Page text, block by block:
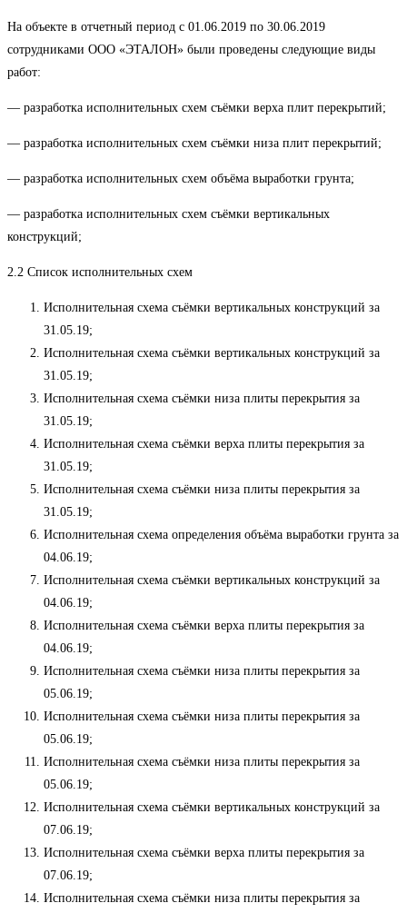
На объекте в отчетный период с 01.06.2019 по 30.06.2019
сотрудниками ООО «ЭТАЛОН» были проведены следующие виды
работ:
— разработка исполнительных схем съёмки верха плит перекрытий;
— разработка исполнительных схем съёмки низа плит перекрытий;
— разработка исполнительных схем объёма выработки грунта;
— разработка исполнительных схем съёмки вертикальных
конструкций;
2.2 Список исполнительных схем
Исполнительная схема съёмки вертикальных конструкций за
31.05.19;
Исполнительная схема съёмки вертикальных конструкций за
31.05.19;
Исполнительная схема съёмки низа плиты перекрытия за
31.05.19;
Исполнительная схема съёмки верха плиты перекрытия за
31.05.19;
Исполнительная схема съёмки низа плиты перекрытия за
31.05.19;
Исполнительная схема определения объёма выработки грунта за
04.06.19;
Исполнительная схема съёмки вертикальных конструкций за
04.06.19;
Исполнительная схема съёмки верха плиты перекрытия за
04.06.19;
Исполнительная схема съёмки низа плиты перекрытия за
05.06.19;
Исполнительная схема съёмки низа плиты перекрытия за
05.06.19;
Исполнительная схема съёмки низа плиты перекрытия за
05.06.19;
Исполнительная схема съёмки вертикальных конструкций за
07.06.19;
Исполнительная схема съёмки верха плиты перекрытия за
07.06.19;
Исполнительная схема съёмки низа плиты перекрытия за